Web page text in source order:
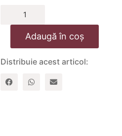
Incurajare
pentru
Adaugă în coș
Distribuie acest articol: